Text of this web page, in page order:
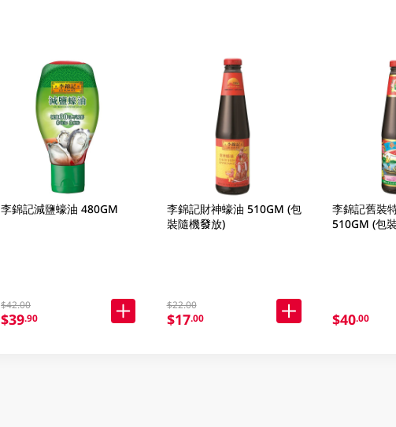
李錦記減鹽蠔油 480GM
$42.00
$39.90
李錦記財神蠔油 510GM (包
裝隨機發放)
$22.00
$17.00
李錦記舊裝
510GM (包
$40.00